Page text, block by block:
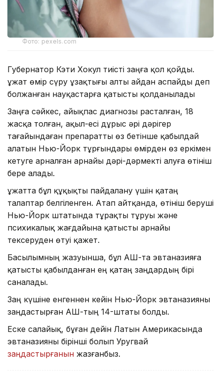
Фото: pexels.com
Губернатор Кэти Хокул тиісті заңға қол қойды.
Құжат өмір сүру ұзақтығы алты айдан аспайды деп
болжанған науқастарға қатысты қолданылады
Заңға сәйкес, айықпас диагнозы расталған, 18
жасқа толған, ақыл-есі дұрыс әрі дәрігер
тағайындаған препаратты өз бетінше қабылдай
алатын Нью-Йорк тұрғындары өмірден өз еркімен
кетуге арналған арнайы дәрі-дәрмекті алуға өтініш
бере алады.
Құжатта бұл құқықты пайдалану үшін қатаң
талаптар белгіленген. Атап айтқанда, өтініш беруші
Нью-Йорк штатында тұрақты тұруы және
психикалық жағдайына қатысты арнайы
тексеруден өтуі қажет.
Басылымның жазуынша, бұл АҚШ-та эвтаназияға
қатысты қабылданған ең қатаң заңдардың бірі
саналады.
Заң күшіне енгеннен кейін Нью-Йорк эвтаназияны
заңдастырған АҚШ-тың 14-штаты болды.
Еске салайық, бұған дейін Латын Америкасында
эвтаназияны бірінші болып Уругвай
заңдастырғанын жазғанбыз.